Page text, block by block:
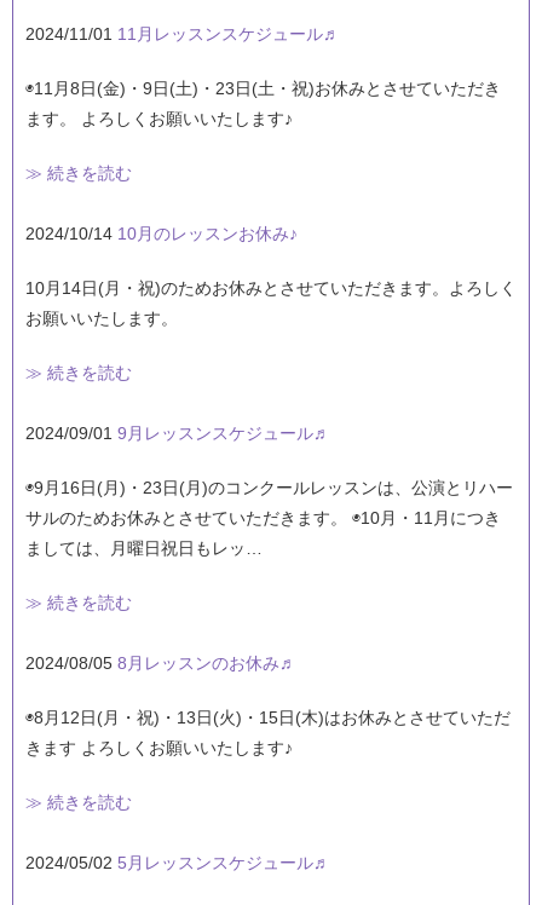
2024/11/01 11月レッスンスケジュール♬
◉11月8日(金)・9日(土)・23日(土・祝)お休みとさせていただき
ます。 よろしくお願いいたします♪
≫ 続きを読む
2024/10/14 10月のレッスンお休み♪
10月14日(月・祝)のためお休みとさせていただきます。よろしく
お願いいたします。
≫ 続きを読む
2024/09/01 9月レッスンスケジュール♬
◉9月16日(月)・23日(月)のコンクールレッスンは、公演とリハー
サルのためお休みとさせていただきます。 ◉10月・11月につき
ましては、月曜日祝日もレッ…
≫ 続きを読む
2024/08/05 8月レッスンのお休み♬
◉8月12日(月・祝)・13日(火)・15日(木)はお休みとさせていただ
きます よろしくお願いいたします♪
≫ 続きを読む
2024/05/02 5月レッスンスケジュール♬